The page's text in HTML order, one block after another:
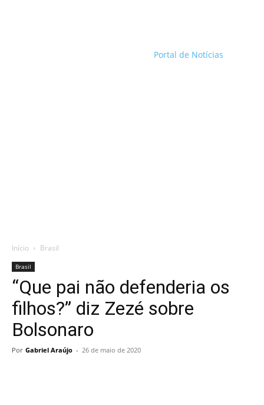
Portal de Notícias
Início Brasil
Brasil
“Que pai não defenderia os
filhos?” diz Zezé sobre
Bolsonaro
Por Gabriel Araújo - 26 de maio de 2020